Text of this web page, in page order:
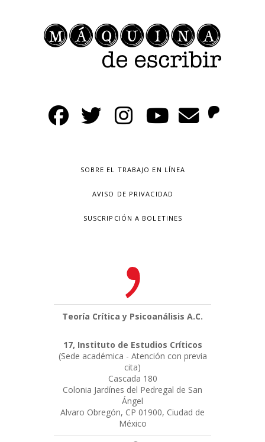
SOBRE EL TRABAJO EN LÍNEA
AVISO DE PRIVACIDAD
SUSCRIPCIÓN A BOLETINES
Teoría Crítica y Psicoanálisis A.C.
17, Instituto de Estudios Críticos
(Sede académica - Atención con previa
cita)
Cascada 180
Colonia Jardínes del Pedregal de San
Ángel
Alvaro Obregón, CP 01900, Ciudad de
México